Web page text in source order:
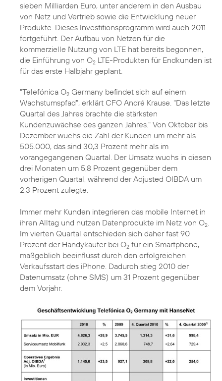
sieben Milliarden Euro, unter anderem in den Ausbau
von Netz und Vertrieb sowie die Entwicklung neuer
Produkte. Dieses Investitionsprogramm wird auch 2011
fortgeführt. Der Aufbau von Netzen für die
kommerzielle Nutzung von LTE hat bereits begonnen,
die Einführung von O2 LTE-Produkten für Endkunden ist
für das erste Halbjahr geplant.
"Telefónica O2 Germany befindet sich auf einem
Wachstumspfad", erklärt CFO André Krause. "Das letzte
Quartal des Jahres brachte die stärksten
Kundenzuwächse des ganzen Jahres." Von Oktober bis
Dezember wuchs die Zahl der Kunden um mehr als
505.000, das sind 30,3 Prozent mehr als im
vorangegangenen Quartal. Der Umsatz wuchs in diesen
drei Monaten um 5,8 Prozent gegenüber dem
vorherigen Quartal, während der Adjusted OIBDA um
2,3 Prozent zulegte.
Immer mehr Kunden integrieren das mobile Internet in
ihren Alltag und nutzen Datenprodukte im Netz von O2.
Im vierten Quartal entschieden sich daher fast 90
Prozent der Handykäufer bei O2 für ein Smartphone,
maßgeblich beeinflusst durch den erfolgreichen
Verkaufsstart des iPhone. Dadurch stieg 2010 der
Datenumsatz (ohne SMS) um 31 Prozent gegenüber
dem Vorjahr.